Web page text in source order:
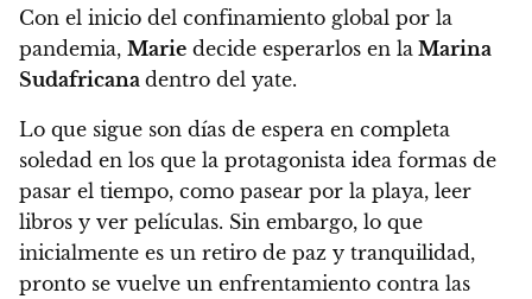
Con el inicio del confinamiento global por la
pandemia, Marie decide esperarlos en la Marina
Sudafricana dentro del yate.
Lo que sigue son días de espera en completa
soledad en los que la protagonista idea formas de
pasar el tiempo, como pasear por la playa, leer
libros y ver películas. Sin embargo, lo que
inicialmente es un retiro de paz y tranquilidad,
pronto se vuelve un enfrentamiento contra las